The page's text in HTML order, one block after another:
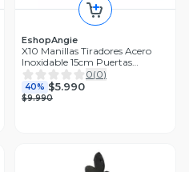
EshopAngie
X10 Manillas Tiradores Acero
Inoxidable 15cm Puertas
Cajones
0(0)
40% $5.990
$9.990